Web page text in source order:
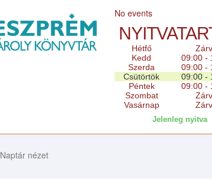
No events
Hétfő
Kedd
09:00 -
Szerda
09:00 -
Csütörtök
09:00 -
Péntek
09:00 -
Szombat
Vasárnap
Jelenleg nyitva
Naptár nézet